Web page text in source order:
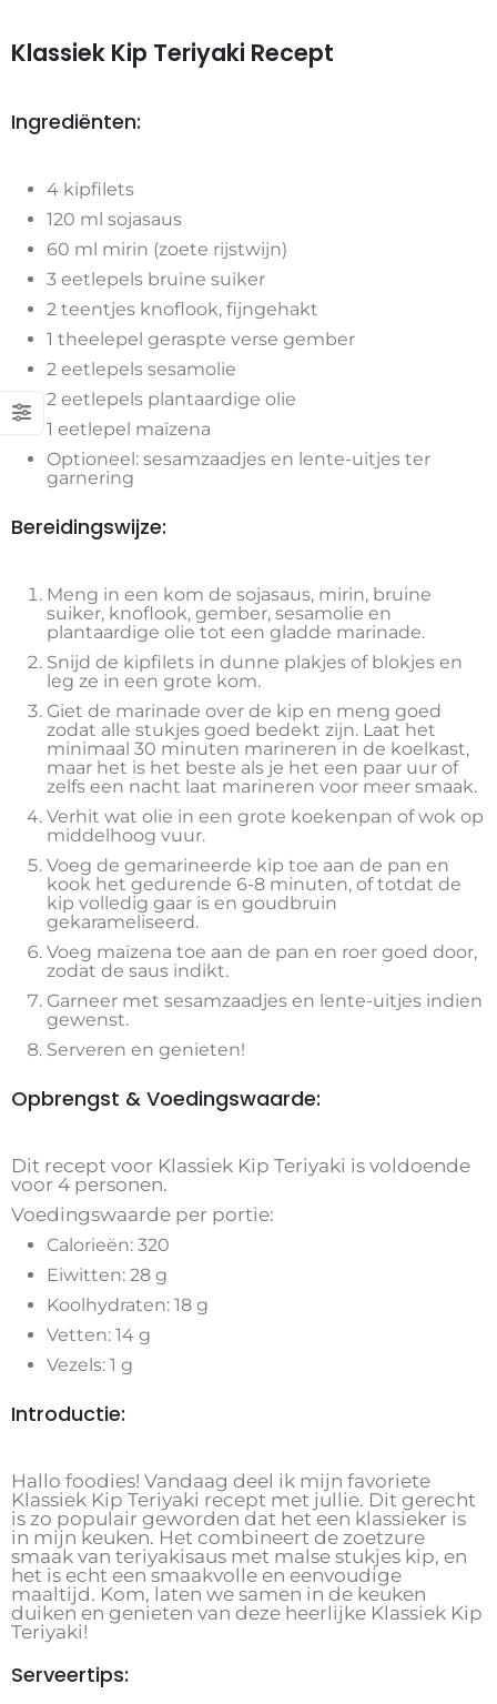
Klassiek Kip Teriyaki Recept
Ingrediënten:
4 kipfilets
120 ml sojasaus
60 ml mirin (zoete rijstwijn)
3 eetlepels bruine suiker
2 teentjes knoflook, fijngehakt
1 theelepel geraspte verse gember
2 eetlepels sesamolie
2 eetlepels plantaardige olie
1 eetlepel maïzena
Optioneel: sesamzaadjes en lente-uitjes ter
garnering
Bereidingswijze:
Meng in een kom de sojasaus, mirin, bruine
suiker, knoflook, gember, sesamolie en
plantaardige olie tot een gladde marinade.
Snijd de kipfilets in dunne plakjes of blokjes en
leg ze in een grote kom.
Giet de marinade over de kip en meng goed
zodat alle stukjes goed bedekt zijn. Laat het
minimaal 30 minuten marineren in de koelkast,
maar het is het beste als je het een paar uur of
zelfs een nacht laat marineren voor meer smaak.
Verhit wat olie in een grote koekenpan of wok op
middelhoog vuur.
Voeg de gemarineerde kip toe aan de pan en
kook het gedurende 6-8 minuten, of totdat de
kip volledig gaar is en goudbruin
gekarameliseerd.
Voeg maïzena toe aan de pan en roer goed door,
zodat de saus indikt.
Garneer met sesamzaadjes en lente-uitjes indien
gewenst.
Serveren en genieten!
Opbrengst & Voedingswaarde:
Dit recept voor Klassiek Kip Teriyaki is voldoende
voor 4 personen.
Voedingswaarde per portie:
Calorieën: 320
Eiwitten: 28 g
Koolhydraten: 18 g
Vetten: 14 g
Vezels: 1 g
Introductie:
Hallo foodies! Vandaag deel ik mijn favoriete
Klassiek Kip Teriyaki recept met jullie. Dit gerecht
is zo populair geworden dat het een klassieker is
in mijn keuken. Het combineert de zoetzure
smaak van teriyakisaus met malse stukjes kip, en
het is echt een smaakvolle en eenvoudige
maaltijd. Kom, laten we samen in de keuken
duiken en genieten van deze heerlijke Klassiek Kip
Teriyaki!
Serveertips: